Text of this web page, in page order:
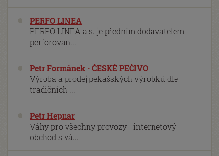
PERFO LINEA
PERFO LINEA a.s. je předním dodavatelem
perforovan...
Petr Formánek - ČESKÉ PEČIVO
Výroba a prodej pekašských výrobků dle
tradičních ...
Petr Hepnar
Váhy pro všechny provozy - internetový
obchod s vá...